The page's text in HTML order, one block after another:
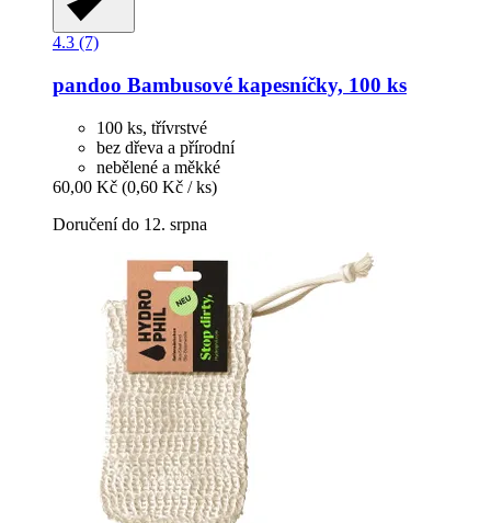
4.3 (7)
pandoo Bambusové kapesníčky, 100 ks
100 ks, třívrstvé
bez dřeva a přírodní
nebělené a měkké
60,00 Kč (0,60 Kč / ks)
Doručení do 12. srpna